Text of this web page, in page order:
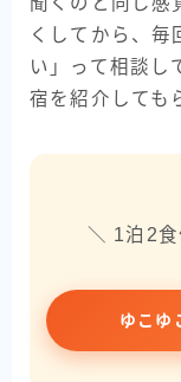
くしてから、毎
い」って相談し
宿を紹介しても
＼ 1泊2
ゆこゆ